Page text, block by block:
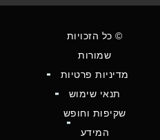
© כל הזכויות
שמורות
מדיניות פרטיות
תנאי שימוש
שקיפות וחופש
המידע